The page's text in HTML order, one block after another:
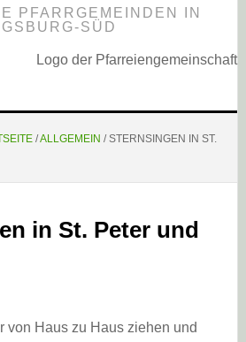
PFARRGEMEINDEN IN
SÜD
/ALLGEMEIN /STERNSINGEN IN ST.
in St. Peter und
von Haus zu Haus ziehen und